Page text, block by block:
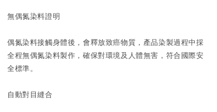
無偶氮染料證明
偶氮染料接觸身體後，會釋放致癌物質，產品染製過程中採
全程無偶氮染料製作，確保對環境及人體無害，符合國際安
全標準。
自動對目縫合